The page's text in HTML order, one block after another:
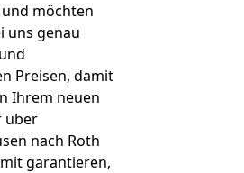
möchten
uns genau
und
Preisen, damit
Ihrem neuen
über
nach Roth
garantieren,